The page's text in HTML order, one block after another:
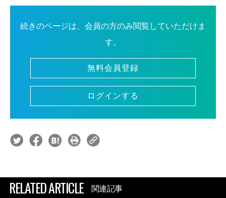
続きのページは、会員の方のみ閲覧していただけま
す。
無料会員登録
ログインする
RELATED ARTICLE 関連記事